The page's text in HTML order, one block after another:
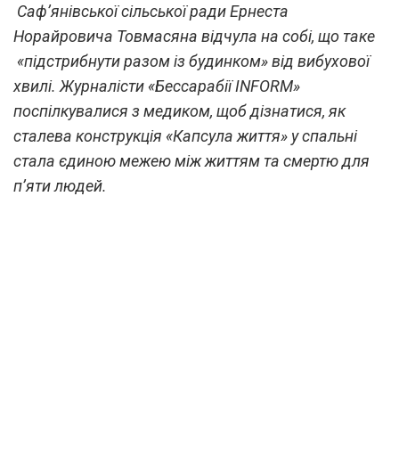
Саф’янівської сільської ради Ернеста
Норайровича Товмасяна відчула на собі, що таке
«підстрибнути разом із будинком» від вибухової
хвилі. Журналісти «Бессарабії INFORM»
поспілкувалися з медиком, щоб дізнатися, як
сталева конструкція «Капсула життя» у спальні
стала єдиною межею між життям та смертю для
п’яти людей.